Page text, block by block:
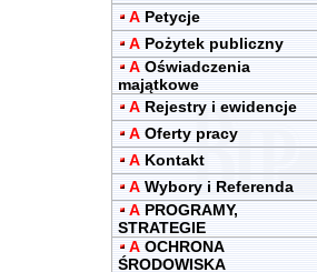
A Petycje
A Pożytek publiczny
A Oświadczenia
majątkowe
A Rejestry i ewidencje
A Oferty pracy
A Kontakt
A Wybory i Referenda
A PROGRAMY,
STRATEGIE
A OCHRONA
ŚRODOWISKA